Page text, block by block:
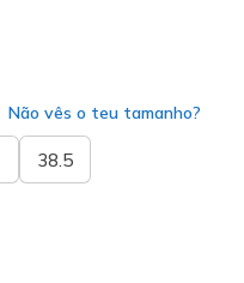
Não vês o teu tamanho?
38.5